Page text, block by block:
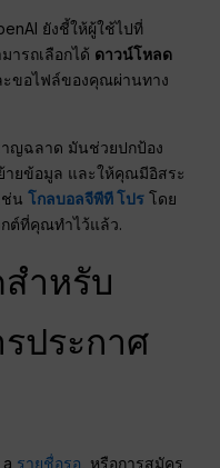
ยังชี้ให้ผู้ใช้ไปที่
รถเลือกได้ ดาวน์โหลด
ขอไฟล์ของคุณผ่านทาง
าญฉลาด มันช่วยปกป้อง
ายข้อมูล และให้คุณมีอิสระ
ช่นโกลบอลจีพีที โปร โดย
กต์ที่คุณทำไว้แล้ว.
ำหรับ
ประกาศ
, a รายชื่อรอ , หรือการสมัคร